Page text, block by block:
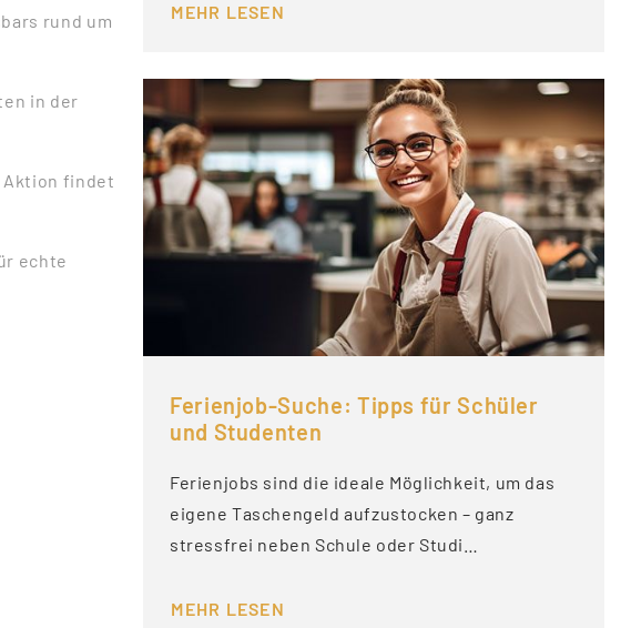
rund um
in der
Aktion findet
echte
MEHR LESEN
Ferienjob-Suche: Tipps für Schüler
und Studenten
Ferienjobs sind die ideale Möglichkeit, um das
eigene Taschengeld aufzustocken – ganz
stressfrei neben Schule oder Studi…
MEHR LESEN